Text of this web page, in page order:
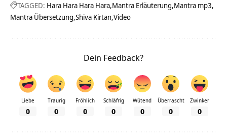
TAGGED: Hara Hara Hara Hara Mantra Erläuterung Mantra mp3
Mantra Übersetzung Shiva Kirtan Video
Dein Feedback?
Liebe
0
Traurig
0
Fröhlich
0
Schläfrig
0
Wütend
0
Überrascht
0
Zwinker
0